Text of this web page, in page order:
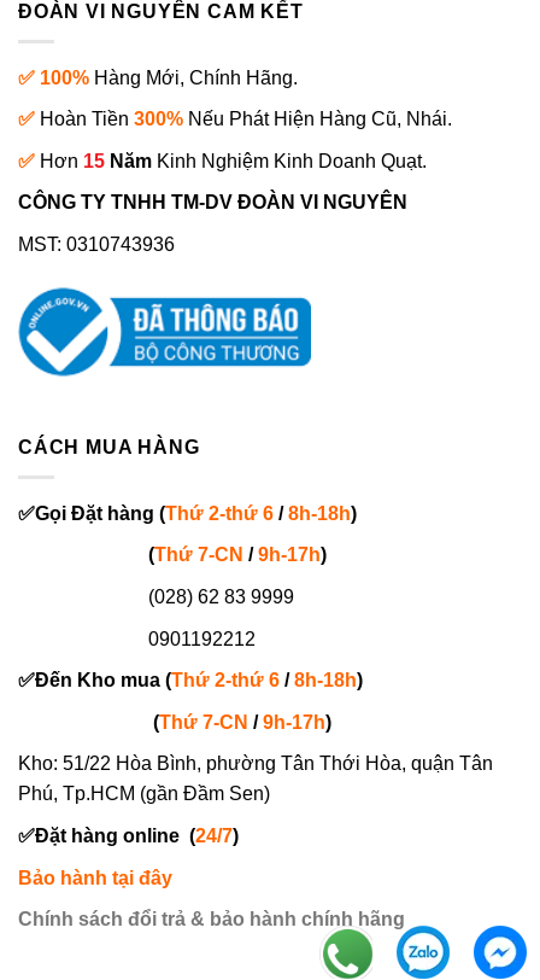
ĐOÀN VI NGUYÊN CAM KẾT
✅ 100% Hàng Mới, Chính Hãng.
✅ Hoàn Tiền 300% Nếu Phát Hiện Hàng Cũ, Nhái.
✅ Hơn 15 Năm Kinh Nghiệm Kinh Doanh Quạt.
CÔNG TY TNHH TM-DV ĐOÀN VI NGUYÊN
MST: 0310743936
CÁCH MUA HÀNG
✅Gọi Đặt hàng (Thứ 2-thứ 6 /8h-18h)
(Thứ 7-CN / 9h-17h)
(028) 62 83 9999
0901192212
✅Đến Kho mua (Thứ 2-thứ 6 /8h-18h)
(Thứ 7-CN /9h-17h)
Kho: 51/22 Hòa Bình, phường Tân Thới Hòa, quận Tân
Phú, Tp.HCM (gần Đầm Sen)
✅Đặt hàng online (24/7)
Bảo hành tại đây
Chính sách đổi trả & bảo hành chính hãng